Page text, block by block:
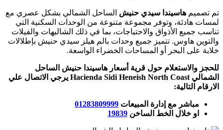
تم تصميم هاسيندا سيدي حنيش الساحل الشمالي بشكل عصري مع
لمسات هادئة، وتوفر مجموعة متنوعة من الوحدات السكنية التي
تناسب جميع الأذواق والاحتياجات، بما في ذلك الشاليهات والفيلات
والتوين هاوس. تتميز جميع وحدات بالم هيلز سيدي حنيش بإطلالات
خلابة على البحر أو المساحات الخضراء الواسعة.
للحجز والاستعلام حول قرية أسعار هاسيندا حنيش الساحل
الشمالي
يرجي الاتصال علي
الارقام التالية:
مباشر مع إدارة المبيعات 01283809999
او خلال الخط الساخن 19839